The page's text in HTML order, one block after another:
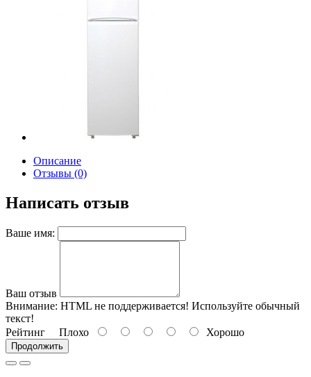
Описание
Отзывы (0)
Написать отзыв
Ваше имя:
Ваш отзыв
Внимание: HTML не поддерживается! Используйте обычный
текст!
Рейтинг Плохо Хорошо
Продолжить